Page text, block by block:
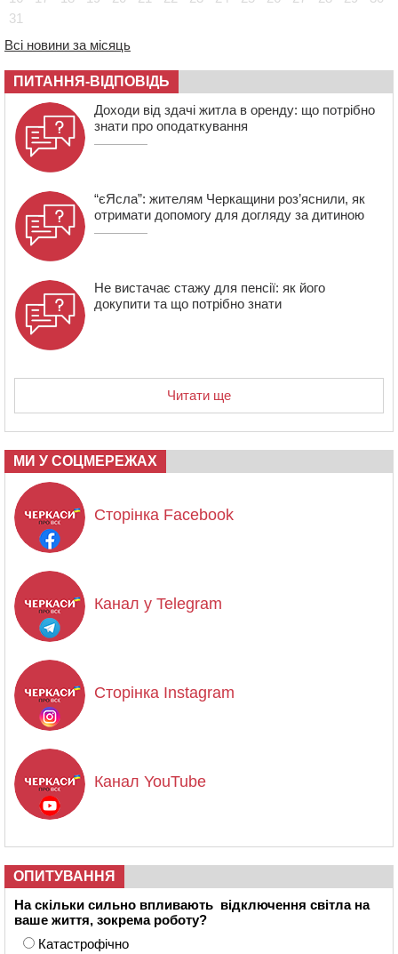
08:57
670 тис грн штрафу за незаконні зміни до договору
Мокрокалигірського психоневрологічного інтернату
07:23 Уманські міграційники видворили з країни грузина,
який відсидів термін у колонії
31
Всі новини за місяць
ПИТАННЯ-ВІДПОВІДЬ
Доходи від здачі житла в оренду: що потрібно
знати про оподаткування
“єЯсла”: жителям Черкащини роз’яснили, як
отримати допомогу для догляду за дитиною
Не вистачає стажу для пенсії: як його
докупити та що потрібно знати
Читати ще
МИ У СОЦМЕРЕЖАХ
Сторінка Facebook
Канал у Telegram
Сторінка Instagram
Канал YouTube
ОПИТУВАННЯ
На скільки сильно впливають відключення світла на
ваше життя, зокрема роботу?
Катастрофічно